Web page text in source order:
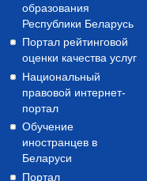
образования
Республики Беларусь
Портал рейтинговой
оценки качества услуг
Национальный
правовой интернет-
портал
Обучение
иностранцев в
Беларуси
Портал